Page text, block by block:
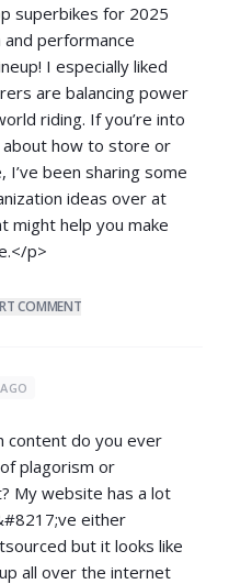
superbikes for 2025
performance
I especially liked
are balancing power
riding. If you’re into
about how to store or
been sharing some
ideas over at
might help you make
p>
COMMENT
content do you ever
plagorism or
My website has a lot
either
but it looks like
all over the internet